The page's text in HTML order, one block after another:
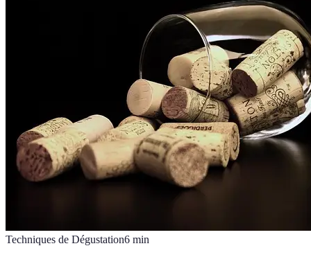
Techniques de Dégustation6 min